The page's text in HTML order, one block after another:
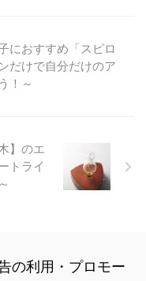
におすすめ「スピロ
だけで自分だけのア
！～
】のエ
トライ
の利用・プロモー